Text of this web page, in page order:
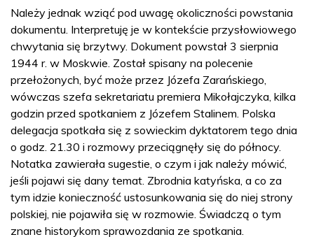
Należy jednak wziąć pod uwagę okoliczności powstania
dokumentu. Interpretuję je w kontekście przysłowiowego
chwytania się brzytwy. Dokument powstał 3 sierpnia
1944 r. w Moskwie. Został spisany na polecenie
przełożonych, być może przez Józefa Zarańskiego,
wówczas szefa sekretariatu premiera Mikołajczyka, kilka
godzin przed spotkaniem z Józefem Stalinem. Polska
delegacja spotkała się z sowieckim dyktatorem tego dnia
o godz. 21.30 i rozmowy przeciągnęły się do północy.
Notatka zawierała sugestie, o czym i jak należy mówić,
jeśli pojawi się dany temat. Zbrodnia katyńska, a co za
tym idzie konieczność ustosunkowania się do niej strony
polskiej, nie pojawiła się w rozmowie. Świadczą o tym
znane historykom sprawozdania ze spotkania.